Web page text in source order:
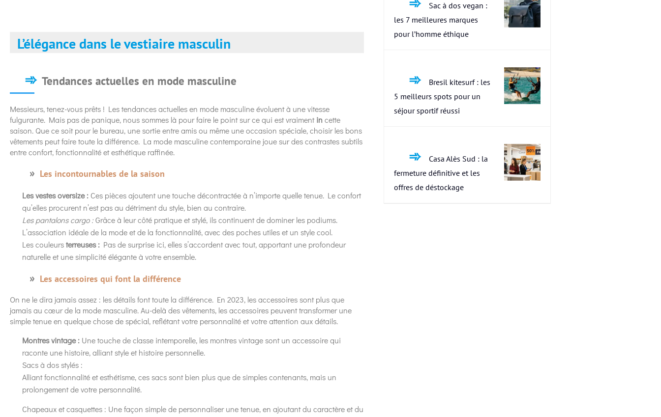
L’élégance dans le vestiaire masculin
Tendances actuelles en mode masculine
Messieurs, tenez-vous prêts ! Les tendances actuelles en mode masculine évoluent à une vitesse
fulgurante. Mais pas de panique, nous sommes là pour faire le point sur ce qui est vraimentin cette
saison. Que ce soit pour le bureau, une sortie entre amis ou même une occasion spéciale, choisir les bons
vêtements peut faire toute la différence. La mode masculine contemporaine joue sur des contrastes subtils
entre confort, fonctionnalité et esthétique raffinée.
Les incontournables de la saison
Les vestes oversize : Ces pièces ajoutent une touche décontractée à n’importe quelle tenue. Le confort
qu’elles procurent n’est pas au détriment du style, bien au contraire.
Les pantalons cargo :Grâce à leur côté pratique et stylé, ils continuent de dominer les podiums.
L’association idéale de la mode et de la fonctionnalité, avec des poches utiles et un style cool.
Les couleursterreuses : Pas de surprise ici, elles s’accordent avec tout, apportant une profondeur
naturelle et une simplicité élégante à votre ensemble.
Les accessoires qui font la différence
On ne le dira jamais assez : les détails font toute la différence. En 2023, les accessoires sont plus que
jamais au cœur de la mode masculine. Au-delà des vêtements, les accessoires peuvent transformer une
simple tenue en quelque chose de spécial, reflétant votre personnalité et votre attention aux détails.
Montres vintage : Une touche de classe intemporelle, les montres vintage sont un accessoire qui
raconte une histoire, alliant style et histoire personnelle.
Sacs à dos stylés :
Alliant fonctionnalité et esthétisme, ces sacs sont bien plus que de simples contenants, mais un
prolongement de votre personnalité.
Chapeaux et casquettes : Une façon simple de personnaliser une tenue, en ajoutant du caractère et du
Sac à dos vegan :
les 7 meilleures marques
pour l’homme éthique
Bresil kitesurf : les
5 meilleurs spots pour un
séjour sportif réussi
Casa Alès Sud : la
fermeture définitive et les
offres de déstockage